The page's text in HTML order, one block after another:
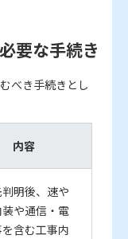
要な手続き
べき手続きとし
内容
明後、速や
や通信・電
含む工事内